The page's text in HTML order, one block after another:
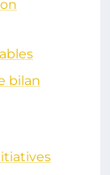
bilan